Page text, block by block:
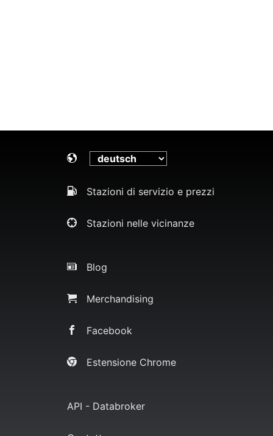
Stazioni di servizio e prezzi
Stazioni nelle vicinanze
Blog
Merchandising
Facebook
Estensione Chrome
API - Databroker